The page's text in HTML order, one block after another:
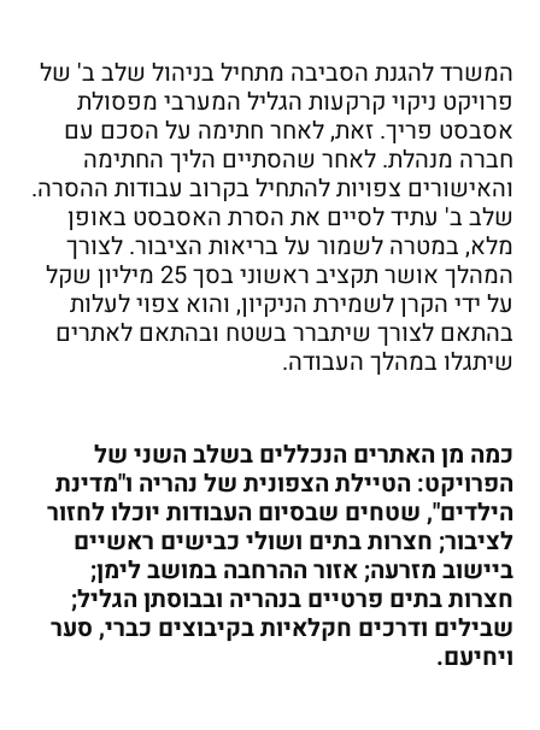
המשרד להגנת הסביבה מתחיל בניהול שלב ב' של
פרויקט ניקוי קרקעות הגליל המערבי מפסולת
אסבסט פריך. זאת, לאחר חתימה על הסכם עם
חברה מנהלת. לאחר שהסתיים הליך החתימה
והאישורים צפויות להתחיל בקרוב עבודות ההסרה.
שלב ב' עתיד לסיים את הסרת האסבסט באופן
מלא, במטרה לשמור על בריאות הציבור. לצורך
המהלך אושר תקציב ראשוני בסך 25 מיליון שקל
על ידי הקרן לשמירת הניקיון, והוא צפוי לעלות
בהתאם לצורך שיתברר בשטח ובהתאם לאתרים
שיתגלו במהלך העבודה.
כמה מן האתרים הנכללים בשלב השני של
הפרויקט: הטיילת הצפונית של נהריה ו"מדינת
הילדים", שטחים שבסיום העבודות יוכלו לחזור
לציבור; חצרות בתים ושולי כבישים ראשיים
ביישוב מזרעה; אזור ההרחבה במושב לימן;
חצרות בתים פרטיים בנהריה ובבוסתן הגליל;
שבילים ודרכים חקלאיות בקיבוצים כברי, סער
ויחיעם.